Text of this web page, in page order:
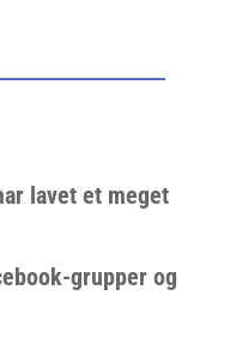
lavet et meget
grupper og